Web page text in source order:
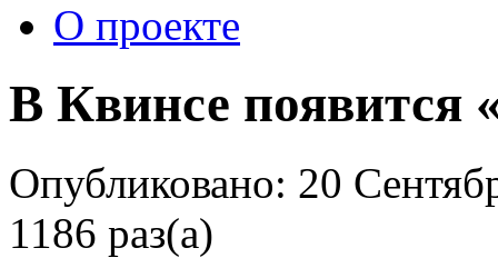
О проекте
В Квинсе появится
Опубликовано: 20
1186 раз(а)